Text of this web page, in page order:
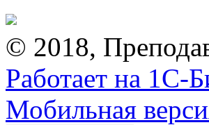
© 2018,
Работает на 1С-
Мобильная